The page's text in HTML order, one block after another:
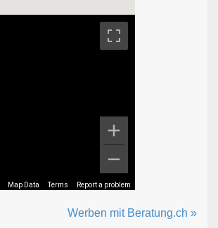
Map Data Terms Report a problem
Werben mit Beratung.ch »